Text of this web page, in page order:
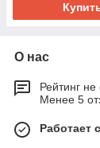
О нас
Рейтинг
Менее 5
Работает